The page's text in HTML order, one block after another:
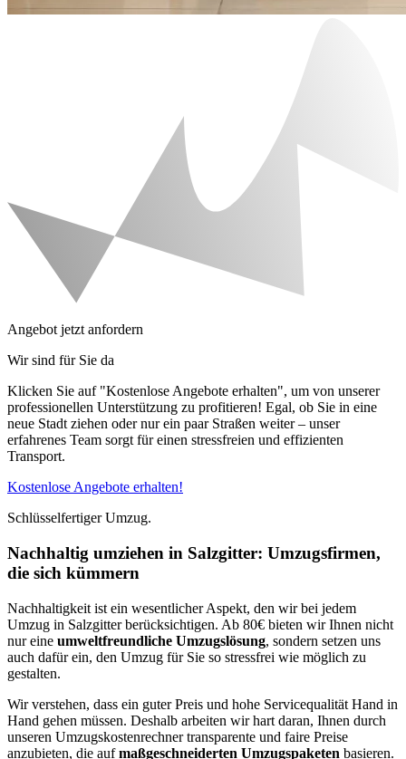
Angebot jetzt anfordern
Wir sind für Sie da
Klicken Sie auf "Kostenlose Angebote erhalten", um von unserer
professionellen Unterstützung zu profitieren! Egal, ob Sie in eine
neue Stadt ziehen oder nur ein paar Straßen weiter – unser
erfahrenes Team sorgt für einen stressfreien und effizienten
Transport.
Kostenlose Angebote erhalten!
Schlüsselfertiger Umzug.
Nachhaltig umziehen in Salzgitter: Umzugsfirmen,
die sich kümmern
Nachhaltigkeit ist ein wesentlicher Aspekt, den wir bei jedem
Umzug in Salzgitter berücksichtigen. Ab 80€ bieten wir Ihnen nicht
nur eine umweltfreundliche Umzugslösung, sondern setzen uns
auch dafür ein, den Umzug für Sie so stressfrei wie möglich zu
gestalten.
Wir verstehen, dass ein guter Preis und hohe Servicequalität Hand in
Hand gehen müssen. Deshalb arbeiten wir hart daran, Ihnen durch
unseren Umzugskostenrechner transparente und faire Preise
anzubieten, die aufmaßgeschneiderten Umzugspaketen basieren.